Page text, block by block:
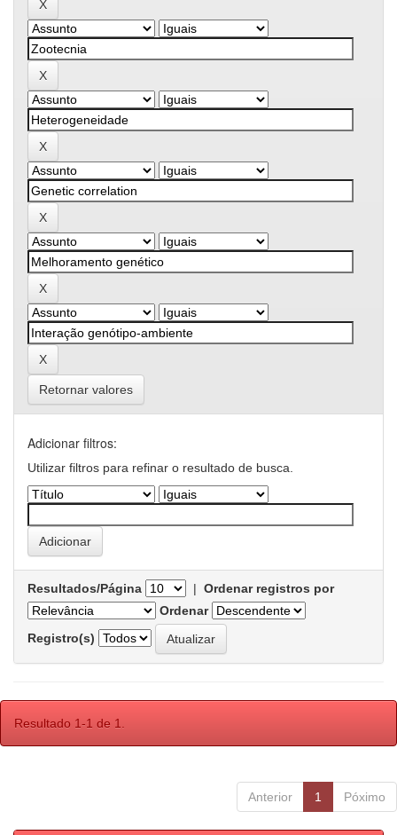
Retornar valores
Adicionar filtros:
Utilizar filtros para refinar o resultado de busca.
Resultados/Página | Ordenar registros por
Ordenar
Registro(s)
Resultado 1-1 de 1.
Anterior 1 Póximo